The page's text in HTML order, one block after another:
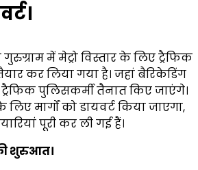
में मेट्रो विस्तार के लिए ट्रैफिक
कर लिया गया है। जहां बैरिकेडिंग
पुलिसकर्मी तैनात किए जाएंगे।
मार्गों को डायवर्ट किया जाएगा,
पूरी कर ली गई हैं।
शुरुआत।